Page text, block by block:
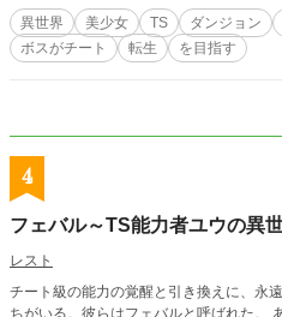
異世界 美少女 TS ダンジョン
ボスがチート
転生 を目指す
4
フェバル～TS能力者ユウの異
レスト
チート級の能力の覚醒と引き換えに、永
ちがいる。彼らはフェバルと呼ばれた